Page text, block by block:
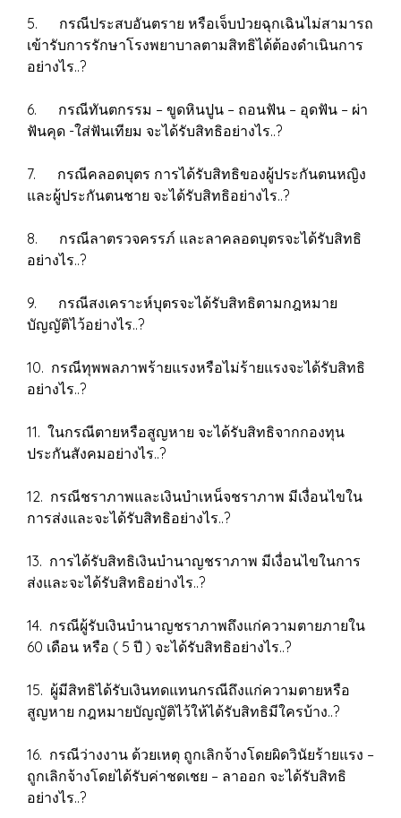
5. กรณีประสบอันตราย หรือเจ็บป่วยฉุกเฉินไม่สามารถ
เข้ารับการรักษาโรงพยาบาลตามสิทธิได้ต้องดำเนินการ
อย่างไร..?
6. กรณีทันตกรรม – ขูดหินปูน – ถอนฟัน – อุดฟัน – ผ่า
ฟันคุด -ใส่ฟันเทียม จะได้รับสิทธิอย่างไร..?
7. กรณีคลอดบุตร การได้รับสิทธิของผู้ประกันตนหญิง
และผู้ประกันตนชาย จะได้รับสิทธิอย่างไร..?
8. กรณีลาตรวจครรภ์ และลาคลอดบุตรจะได้รับสิทธิ
อย่างไร..?
9. กรณีสงเคราะห์บุตรจะได้รับสิทธิตามกฎหมาย
บัญญัติไว้อย่างไร..?
10. กรณีทุพพลภาพร้ายแรงหรือไม่ร้ายแรงจะได้รับสิทธิ
อย่างไร..?
11. ในกรณีตายหรือสูญหาย จะได้รับสิทธิจากกองทุน
ประกันสังคมอย่างไร..?
12. กรณีชราภาพและเงินบำเหน็จชราภาพ มีเงื่อนไขใน
การส่งและจะได้รับสิทธิอย่างไร..?
13. การได้รับสิทธิเงินบำนาญชราภาพ มีเงื่อนไขในการ
ส่งและจะได้รับสิทธิอย่างไร..?
14. กรณีผู้รับเงินบำนาญชราภาพถึงแก่ความตายภายใน
60 เดือน หรือ ( 5 ปี ) จะได้รับสิทธิอย่างไร..?
15. ผู้มีสิทธิได้รับเงินทดแทนกรณีถึงแก่ความตายหรือ
สูญหาย กฎหมายบัญญัติไว้ให้ได้รับสิทธิมีใครบ้าง..?
16. กรณีว่างงาน ด้วยเหตุ ถูกเลิกจ้างโดยผิดวินัยร้ายแรง –
ถูกเลิกจ้างโดยได้รับค่าชดเชย – ลาออก จะได้รับสิทธิ
อย่างไร..?